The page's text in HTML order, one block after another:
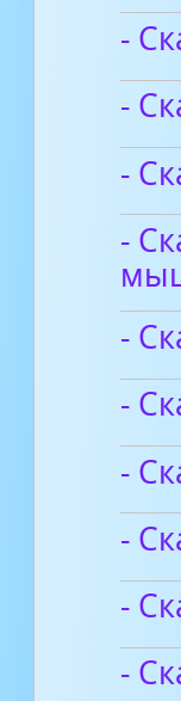
-
-
-
-
-
-
-
-
-
-